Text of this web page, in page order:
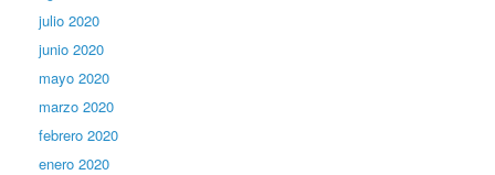
julio 2020
junio 2020
mayo 2020
marzo 2020
febrero 2020
enero 2020